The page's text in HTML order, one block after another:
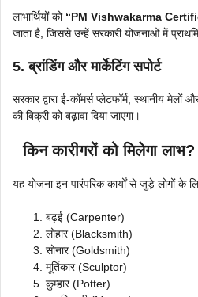
लाभार्थियों को “PM Vishwakarma
जाता है, जिससे उन्हें सरकारी योजनाओं में
5. ब्रांडिंग और मार्केटिंग सपोर्ट
सरकार द्वारा ई-कॉमर्स प्लेटफॉर्म, स्थानीय मेलों
की बिक्री को बढ़ावा दिया जाएगा।
किन कारीगरों को मिलेगा
यह योजना इन पारंपरिक कार्यों से जुड़े लोगों के
बढ़ई (Carpenter)
लोहार (Blacksmith)
सोनार (Goldsmith)
मूर्तिकार (Sculptor)
कुम्हार (Potter)